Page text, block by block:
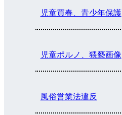
児童買春、青少年保護
児童ポルノ、猥褻画像
風俗営業法違反